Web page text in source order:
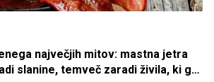
največjih mitov: mastna jetra
slanine, temveč zaradi živila, ki ga